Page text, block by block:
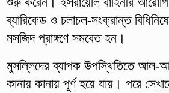
ব্যারিকেড ও চলাচল-সংক্রান্ত
মসজিদ প্রাঙ্গণে সমবেত হন।
মুসল্লিদের ব্যাপক উপস্থিতিতে আল-
কানায় কানায় পূর্ণ হয়ে যায়। পরে